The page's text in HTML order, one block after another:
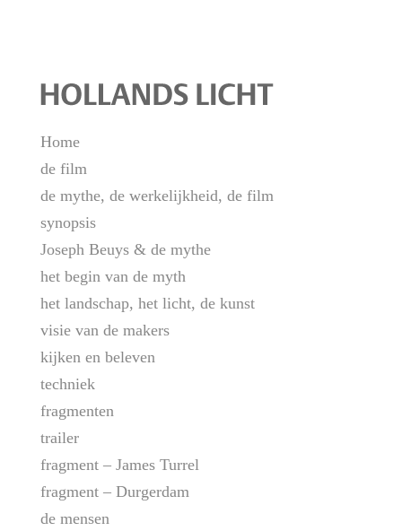
Home
de film
de mythe, de werkelijkheid, de film
synopsis
Joseph Beuys & de mythe
het begin van de myth
het landschap, het licht, de kunst
visie van de makers
kijken en beleven
techniek
fragmenten
trailer
fragment – James Turrel
fragment – Durgerdam
de mensen